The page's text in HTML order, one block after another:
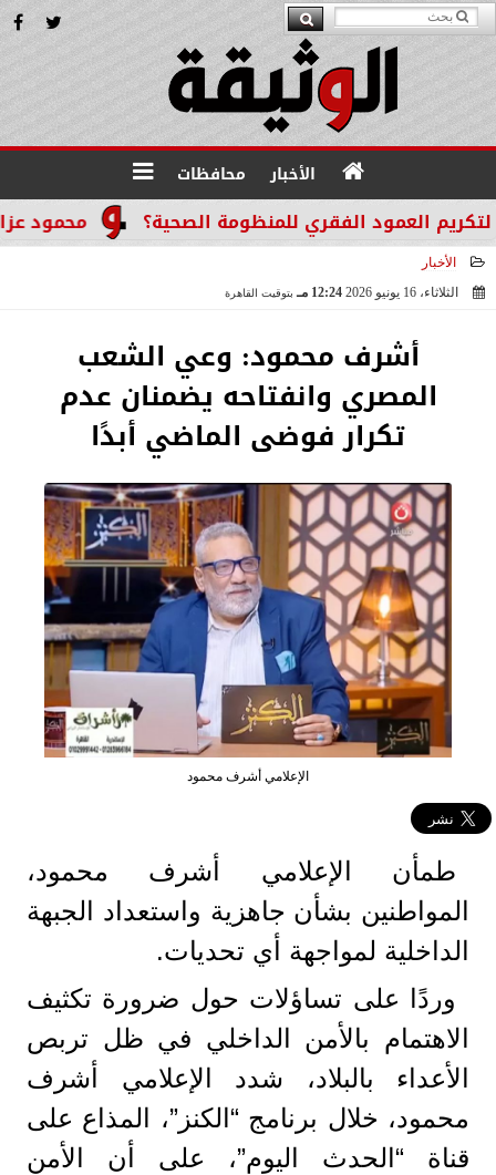
الأخبار محافظات
محمود عزازي: العمود الفقري للمنظومة الصحية؟
الأخبار
الثلاثاء، 16 يونيو 2026
12:24 مـ بتوقيت القاهرة
أشرف محمود: وعي الشعب
المصري وانفتاحه يضمنان عدم
تكرار فوضى الماضي أبدًا
الإعلامي أشرف محمود
طمأن الإعلامي أشرف محمود،
المواطنين بشأن جاهزية واستعداد الجبهة
الداخلية لمواجهة أي تحديات.
وردًا على تساؤلات حول ضرورة تكثيف
الاهتمام بالأمن الداخلي في ظل تربص
الأعداء بالبلاد، شدد الإعلامي أشرف
محمود، خلال برنامج “الكنز”، المذاع على
قناة “الحدث اليوم”، على أن الأمن